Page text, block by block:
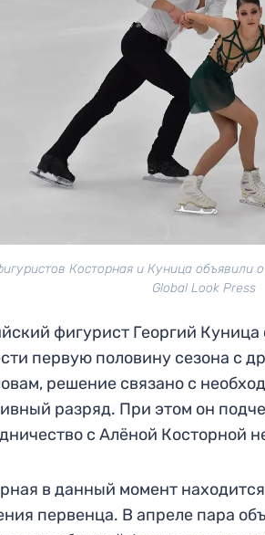
Косторная и Куница объявили
Global Look Press
фигурист Георгий
первую половину сезона с
решение связано с
разряд. При этом он
с Алёной Косторной
в данный момент
первенца. В апреле пара